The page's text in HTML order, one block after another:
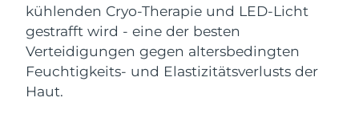
kühlenden Cryo-Therapie und LED-Licht
gestrafft wird - eine der besten
Verteidigungen gegen altersbedingten
Feuchtigkeits- und Elastizitätsverlusts der
Haut.